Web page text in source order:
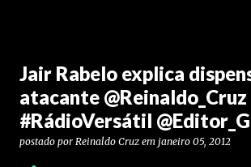
Jair Rabelo explica
atacante @Reinaldo_Cruz
#RádioVersátil
postado por Reinaldo Cruz em janeiro 05, 2012